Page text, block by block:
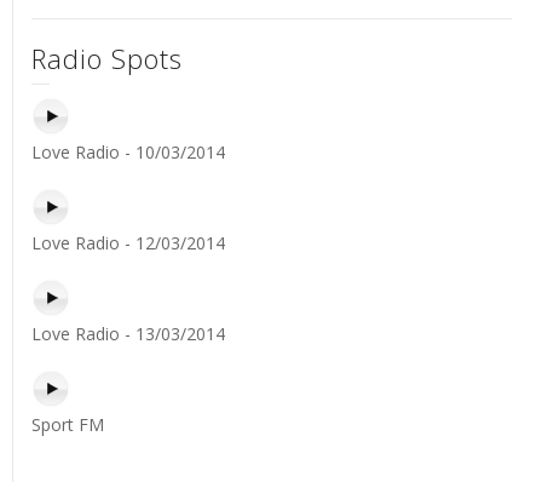
Radio Spots
Love Radio - 10/03/2014
Love Radio - 12/03/2014
Love Radio - 13/03/2014
Sport FM